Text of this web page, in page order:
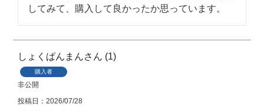
してみて、購入して良かったか思っています。
しょくぱんまん 1
購入者
非公開
投稿日
2026/07/28